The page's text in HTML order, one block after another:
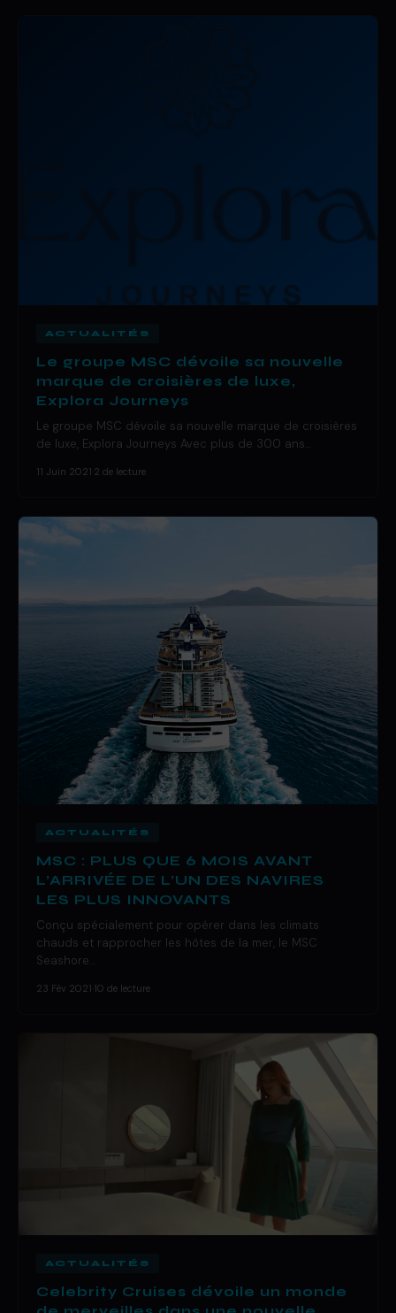
ACTUALITÉS
Le groupe MSC dévoile sa nouvelle
marque de croisières de luxe,
Explora Journeys
Le groupe MSC dévoile sa nouvelle marque de croisières
de luxe, Explora Journeys Avec plus de 300 ans…
11 Juin 2021 2 de lecture
ACTUALITÉS
MSC : PLUS QUE 6 MOIS AVANT
L’ARRIVÉE DE L’UN DES NAVIRES
LES PLUS INNOVANTS
Conçu spécialement pour opérer dans les climats
chauds et rapprocher les hôtes de la mer, le MSC
Seashore…
23 Fév 2021 10 de lecture
ACTUALITÉS
Celebrity Cruises dévoile un monde